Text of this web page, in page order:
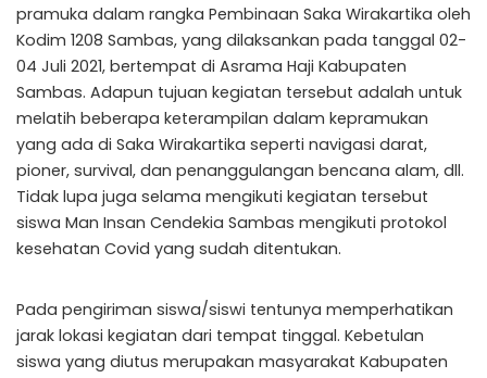
pramuka dalam rangka Pembinaan Saka Wirakartika oleh
Kodim 1208 Sambas, yang dilaksankan pada tanggal 02-
04 Juli 2021, bertempat di Asrama Haji Kabupaten
Sambas. Adapun tujuan kegiatan tersebut adalah untuk
melatih beberapa keterampilan dalam kepramukan
yang ada di Saka Wirakartika seperti navigasi darat,
pioner, survival, dan penanggulangan bencana alam, dll.
Tidak lupa juga selama mengikuti kegiatan tersebut
siswa Man Insan Cendekia Sambas mengikuti protokol
kesehatan Covid yang sudah ditentukan.
Pada pengiriman siswa/siswi tentunya memperhatikan
jarak lokasi kegiatan dari tempat tinggal. Kebetulan
siswa yang diutus merupakan masyarakat Kabupaten